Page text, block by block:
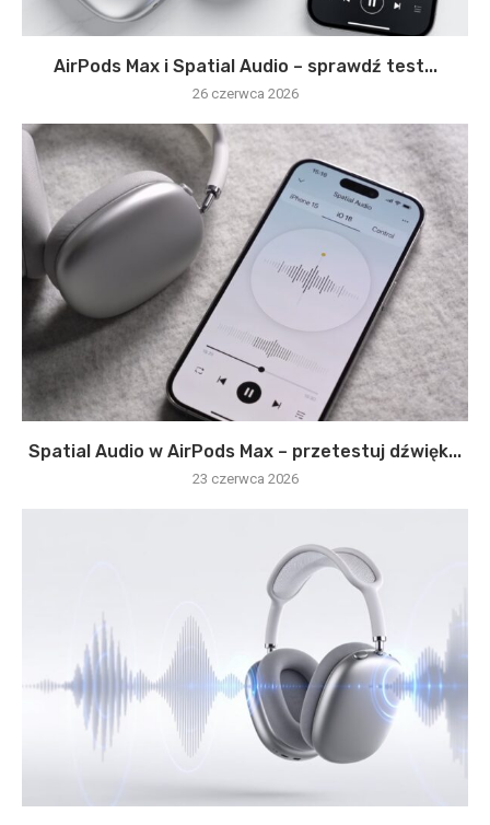
AirPods Max i Spatial Audio – sprawdź test...
26 czerwca 2026
Spatial Audio w AirPods Max – przetestuj dźwięk...
23 czerwca 2026